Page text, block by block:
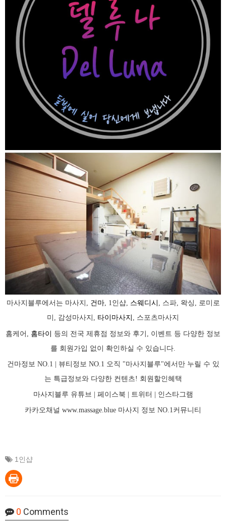
마사지블루에서는 마사지, 건마, 1인샵, 스웨디시 , 스파, 왁싱, 로미로
미, 감성마사지, 타이마사지 , 스포츠마사지
홈케어, 홈타이 등의 전국 제휴점 정보와 후기, 이벤트 등 다양한 정보
를 회원가입 없이 확인하실 수 있습니다.
건마정보 NO.1 | 뷰티정보 NO.1 오직 "마사지블루"에서만 누릴 수 있
는 특급정보와 다양한 컨텐츠! 회원할인혜택
마사지블루 유튜브 | 페이스북 | 트위터 | 인스타그램
카카오채널 www.massage.blue 마사지 정보 NO.1커뮤니티
1인샵
0 Comments